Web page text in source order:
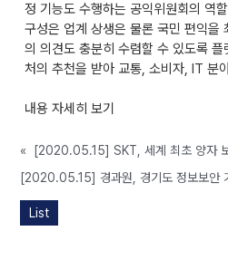
정 기능도 수행하는 공익위원회의 역
구성은 업계 상생은 물론 국민 편익을
의 의견도 충분히 수렴할 수 있도록
처의 추천을 받아 교통, 소비자, IT 분
내용 자세히 보기
«
[2020.05.15] SKT, 세계 최초 양자
[2020.05.15] 경과원, 경기도 정보보안
List